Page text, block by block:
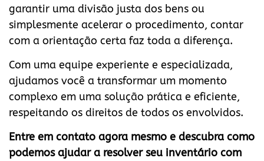
garantir uma divisão justa dos bens ou
simplesmente acelerar o procedimento, contar
com a orientação certa faz toda a diferença.
Com uma equipe experiente e especializada,
ajudamos você a transformar um momento
complexo em uma solução prática e eficiente,
respeitando os direitos de todos os envolvidos.
Entre em contato agora mesmo e descubra como
podemos ajudar a resolver seu inventário com